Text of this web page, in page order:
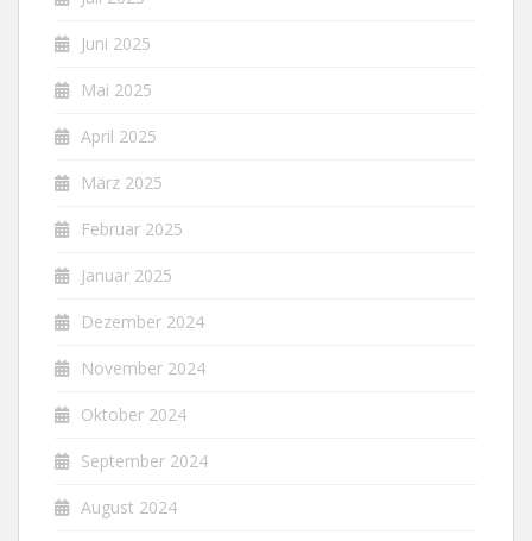
Juni 2025
Mai 2025
April 2025
März 2025
Februar 2025
Januar 2025
Dezember 2024
November 2024
Oktober 2024
September 2024
August 2024